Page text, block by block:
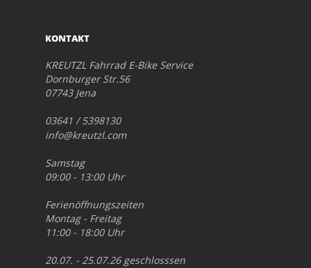
KONTAKT
KREUTZL Fahrrad E-Bike Service
Dornburger Str.56
07743 Jena
03641 / 5398130
info@kreutzl.com
Samstag
09:00 - 13:00 Uhr
Ferienöffnungszeiten
Montag - Freitag
11:00 - 18:00 Uhr
20.07. - 25.07.26 geschlosssen